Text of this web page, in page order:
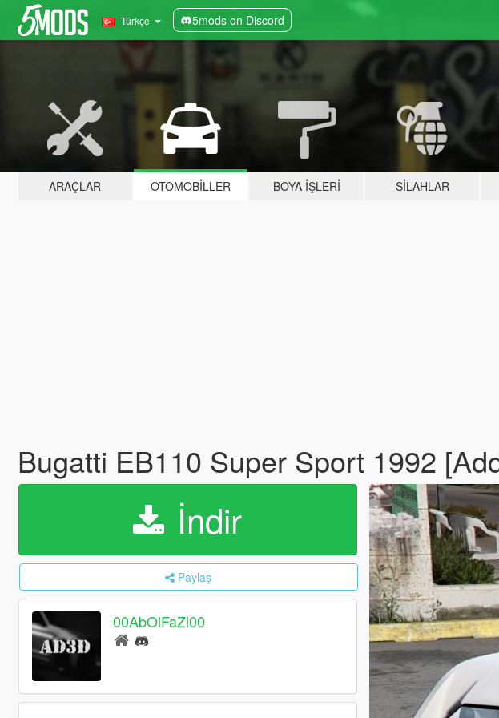
Türkçe 5mods on Discord
ARAÇLAR OTOMOBILLER BOYA İŞLERI SILAHLAR
Bugatti EB110 Super Sport 1992
İndir
Paylaş
00AbOlFaZl00